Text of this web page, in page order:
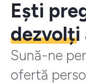
Ești
dezvolți
Sună-ne
ofertă